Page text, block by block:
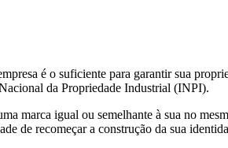
é o suficiente para garantir sua
da Propriedade Industrial (INPI).
marca igual ou semelhante à sua no
de recomeçar a construção da sua